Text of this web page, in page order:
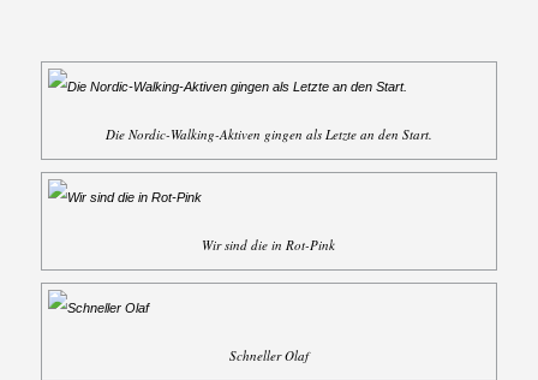
Die Nordic-Walking-Aktiven gingen als Letzte an den Start.
Wir sind die in Rot-Pink
Schneller Olaf